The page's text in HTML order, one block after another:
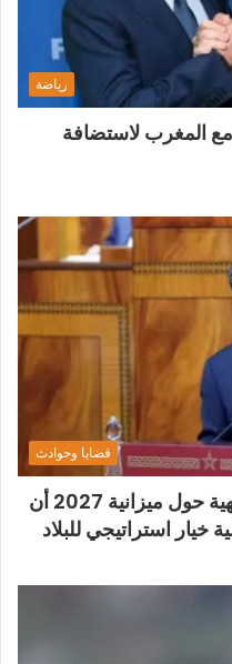
رياضة
مع المغرب لاستضافة
قضايا وحوادث
أخنوش يؤكد في المذكرة التوجيهية حول ميزانية 2027 أن
خيار استراتيجي للبلاد